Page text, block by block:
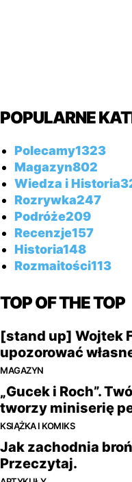
POPULARNE
Polecamy1323
Magazyn802
Wiedza i Historia
Rozrywka247
Podróże209
Recenzje157
Historia148
Rozmaitości113
TOP OF THE TOP
[stand up] Wojtek
upozorować
MAGAZYN
„Gucek i Roch”.
tworzy miniserię
KSIĄŻKA I KOMIKS
Jak zachodnia
Przeczytaj.